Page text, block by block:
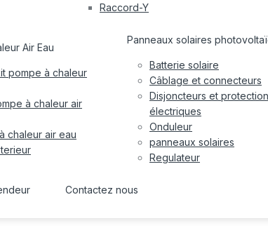
Raccord-Y
Air Eau
pompe à chaleur
à chaleur air
chaleur air eau
Panneaux solaires
Batterie solaire
Câblage et connecteurs
Disjoncteurs et
électriques
Onduleur
panneaux solaires
Regulateur
Contactez nous